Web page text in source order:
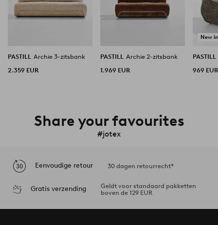
PASTILL Archie 3-zitsbank
2.359 EUR
PASTILL
Archie 2-zitsbank
1.969 EUR
New
PASTILL
969 EUR
Share your favourites
#jotex
Eenvoudige retour 30 dagen retourrecht*
Gratis verzending
Geldt voor standaard pakketten
boven de 129 EUR